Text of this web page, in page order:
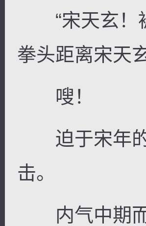
“宋天玄！被
拳头距离宋天
嗖！
迫于宋年的
击。
内气中期而